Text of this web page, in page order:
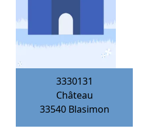
3330131
Château
33540 Blasimon